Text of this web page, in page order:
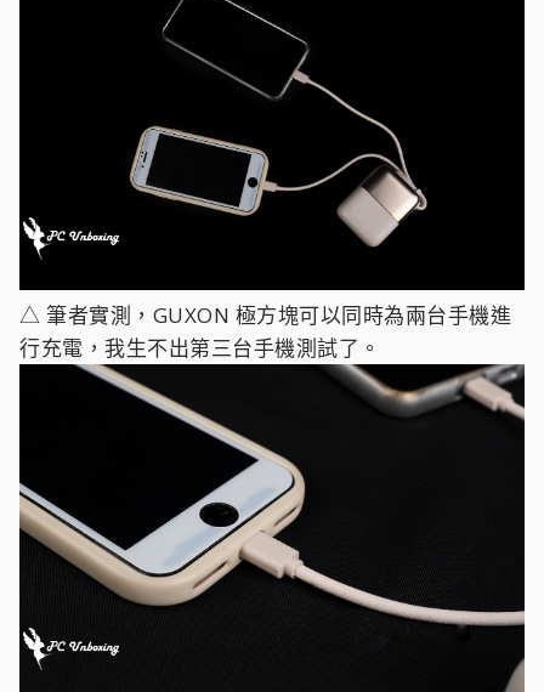
△ 筆者實測，GUXON 極方塊可以同時為兩台手機進
行充電，我生不出第三台手機測試了。